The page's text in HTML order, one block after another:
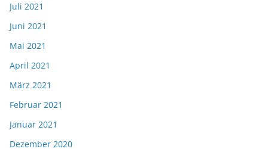
Juli 2021
Juni 2021
Mai 2021
April 2021
März 2021
Februar 2021
Januar 2021
Dezember 2020